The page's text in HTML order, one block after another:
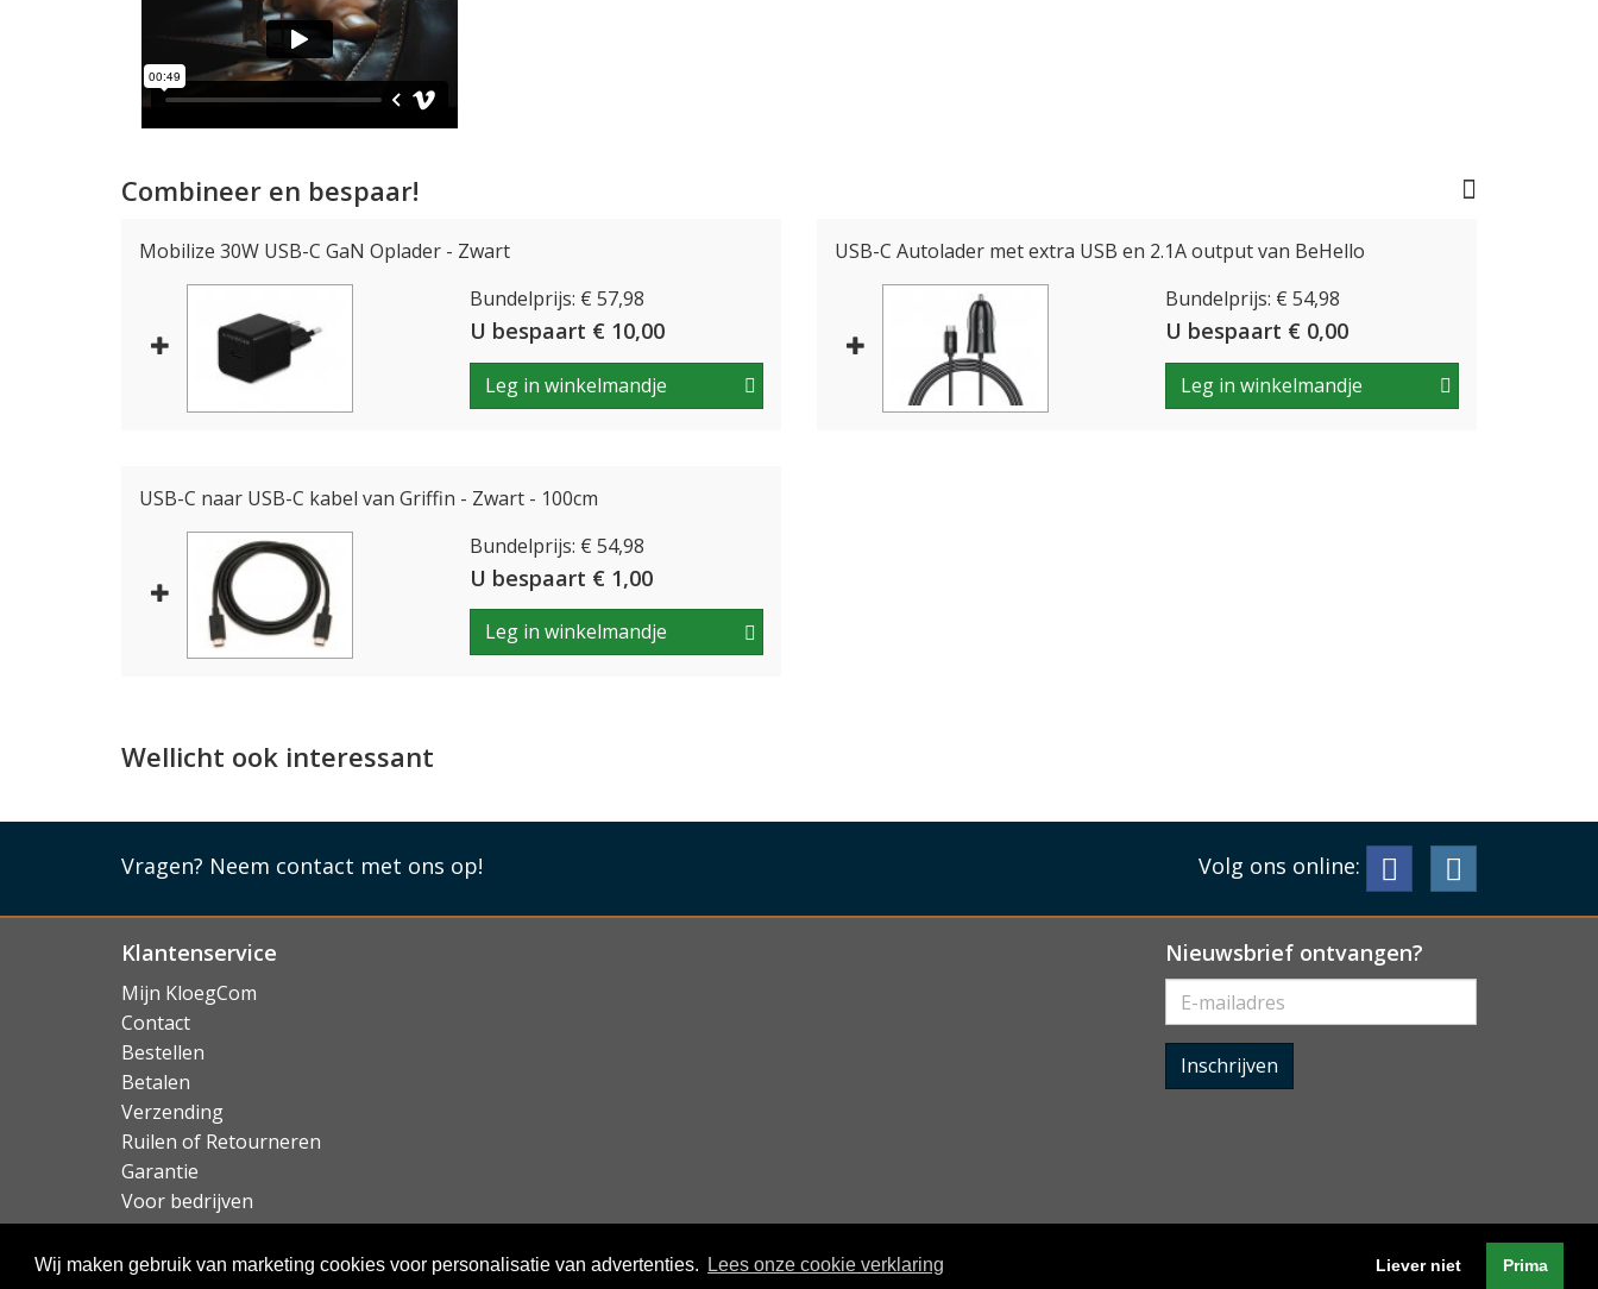
Wij maken gebruik van marketing cookies voor personalisatie van advertenties. Lees onze cookie verklaring Liever niet Prima
Combineer en bespaar!
Mobilize 30W USB-C GaN Oplader - Zwart
Bundelprijs: € 57,98
U bespaart € 10,00
Leg in winkelmandje
USB-C Autolader met extra USB en 2.1A output van BeHello
Bundelprijs: € 54,98
U bespaart € 0,00
Leg in winkelmandje
USB-C naar USB-C kabel van Griffin - Zwart - 100cm
Bundelprijs: € 54,98
U bespaart € 1,00
Leg in winkelmandje
Wellicht ook interessant
Vragen? Neem contact met ons op! Volg ons online:
Klantenservice
Mijn KloegCom
Contact
Bestellen
Betalen
Verzending
Ruilen of Retourneren
Garantie
Voor bedrijven
Over KloegCom.nl
Nieuwsbrief ontvangen?
Inschrijven
© KloegCom 2008 - 2026 - Privacyverklaring